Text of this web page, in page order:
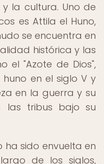
la cultura. Uno de
es Attila el Huno,
se encuentra en
histórica y las
el "Azote de Dios",
en el siglo V y
en la guerra y su
tribus bajo su
ha sido envuelta en
de los siglos,